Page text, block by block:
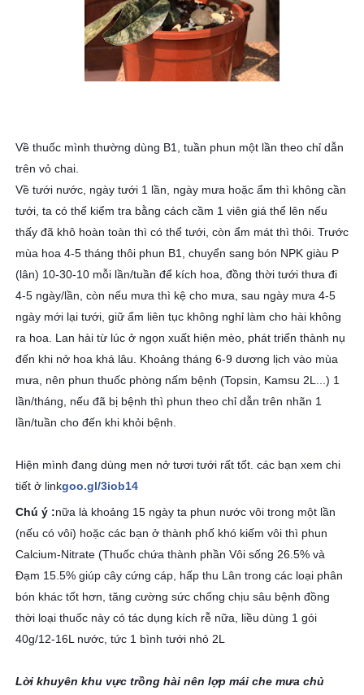
Về thuốc mình thường dùng B1, tuần phun một lần theo chỉ dẫn
trên vỏ chai.
Về tưới nước, ngày tưới 1 lần, ngày mưa hoặc ẩm thì không cần
tưới, ta có thể kiểm tra bằng cách cầm 1 viên giá thể lên nếu
thấy đã khô hoàn toàn thì có thể tưới, còn ẩm mát thì thôi. Trước
mùa hoa 4-5 tháng thôi phun B1, chuyển sang bón NPK giàu P
(lân) 10-30-10 mỗi lần/tuần để kích hoa, đồng thời tưới thưa đi
4-5 ngày/lần, còn nếu mưa thì kệ cho mưa, sau ngày mưa 4-5
ngày mới lại tưới, giữ ẩm liên tục không nghỉ làm cho hài không
ra hoa. Lan hài từ lúc ở ngọn xuất hiện mèo, phát triển thành nụ
đến khi nở hoa khá lâu. Khoảng tháng 6-9 dương lịch vào mùa
mưa, nên phun thuốc phòng nấm bệnh (Topsin, Kamsu 2L...) 1
lần/tháng, nếu đã bị bệnh thì phun theo chỉ dẫn trên nhãn 1
lần/tuần cho đến khi khỏi bệnh.
Hiện mình đang dùng men nở tươi tưới rất tốt. các bạn xem chi
tiết ở linkgoo.gl/3iob14
Chú ý :nữa là khoảng 15 ngày ta phun nước vôi trong một lần
(nếu có vôi) hoặc các bạn ở thành phố khó kiếm vôi thì phun
Calcium-Nitrate (Thuốc chứa thành phần Vôi sống 26.5% và
Đạm 15.5% giúp cây cứng cáp, hấp thu Lân trong các loại phân
bón khác tốt hơn, tăng cường sức chống chịu sâu bệnh đồng
thời loại thuốc này có tác dụng kích rễ nữa, liều dùng 1 gói
40g/12-16L nước, tức 1 bình tưới nhỏ 2L
Lời khuyên khu vực trồng hài nên lợp mái che mưa chủ